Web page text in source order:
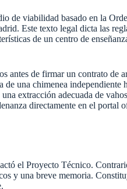
de viabilidad basado en la
Este texto legal dicta las
de un centro de
antes de firmar un contrato de
una chimenea independiente
extracción adecuada de
directamente en el portal
el Proyecto Técnico.
y una breve memoria.